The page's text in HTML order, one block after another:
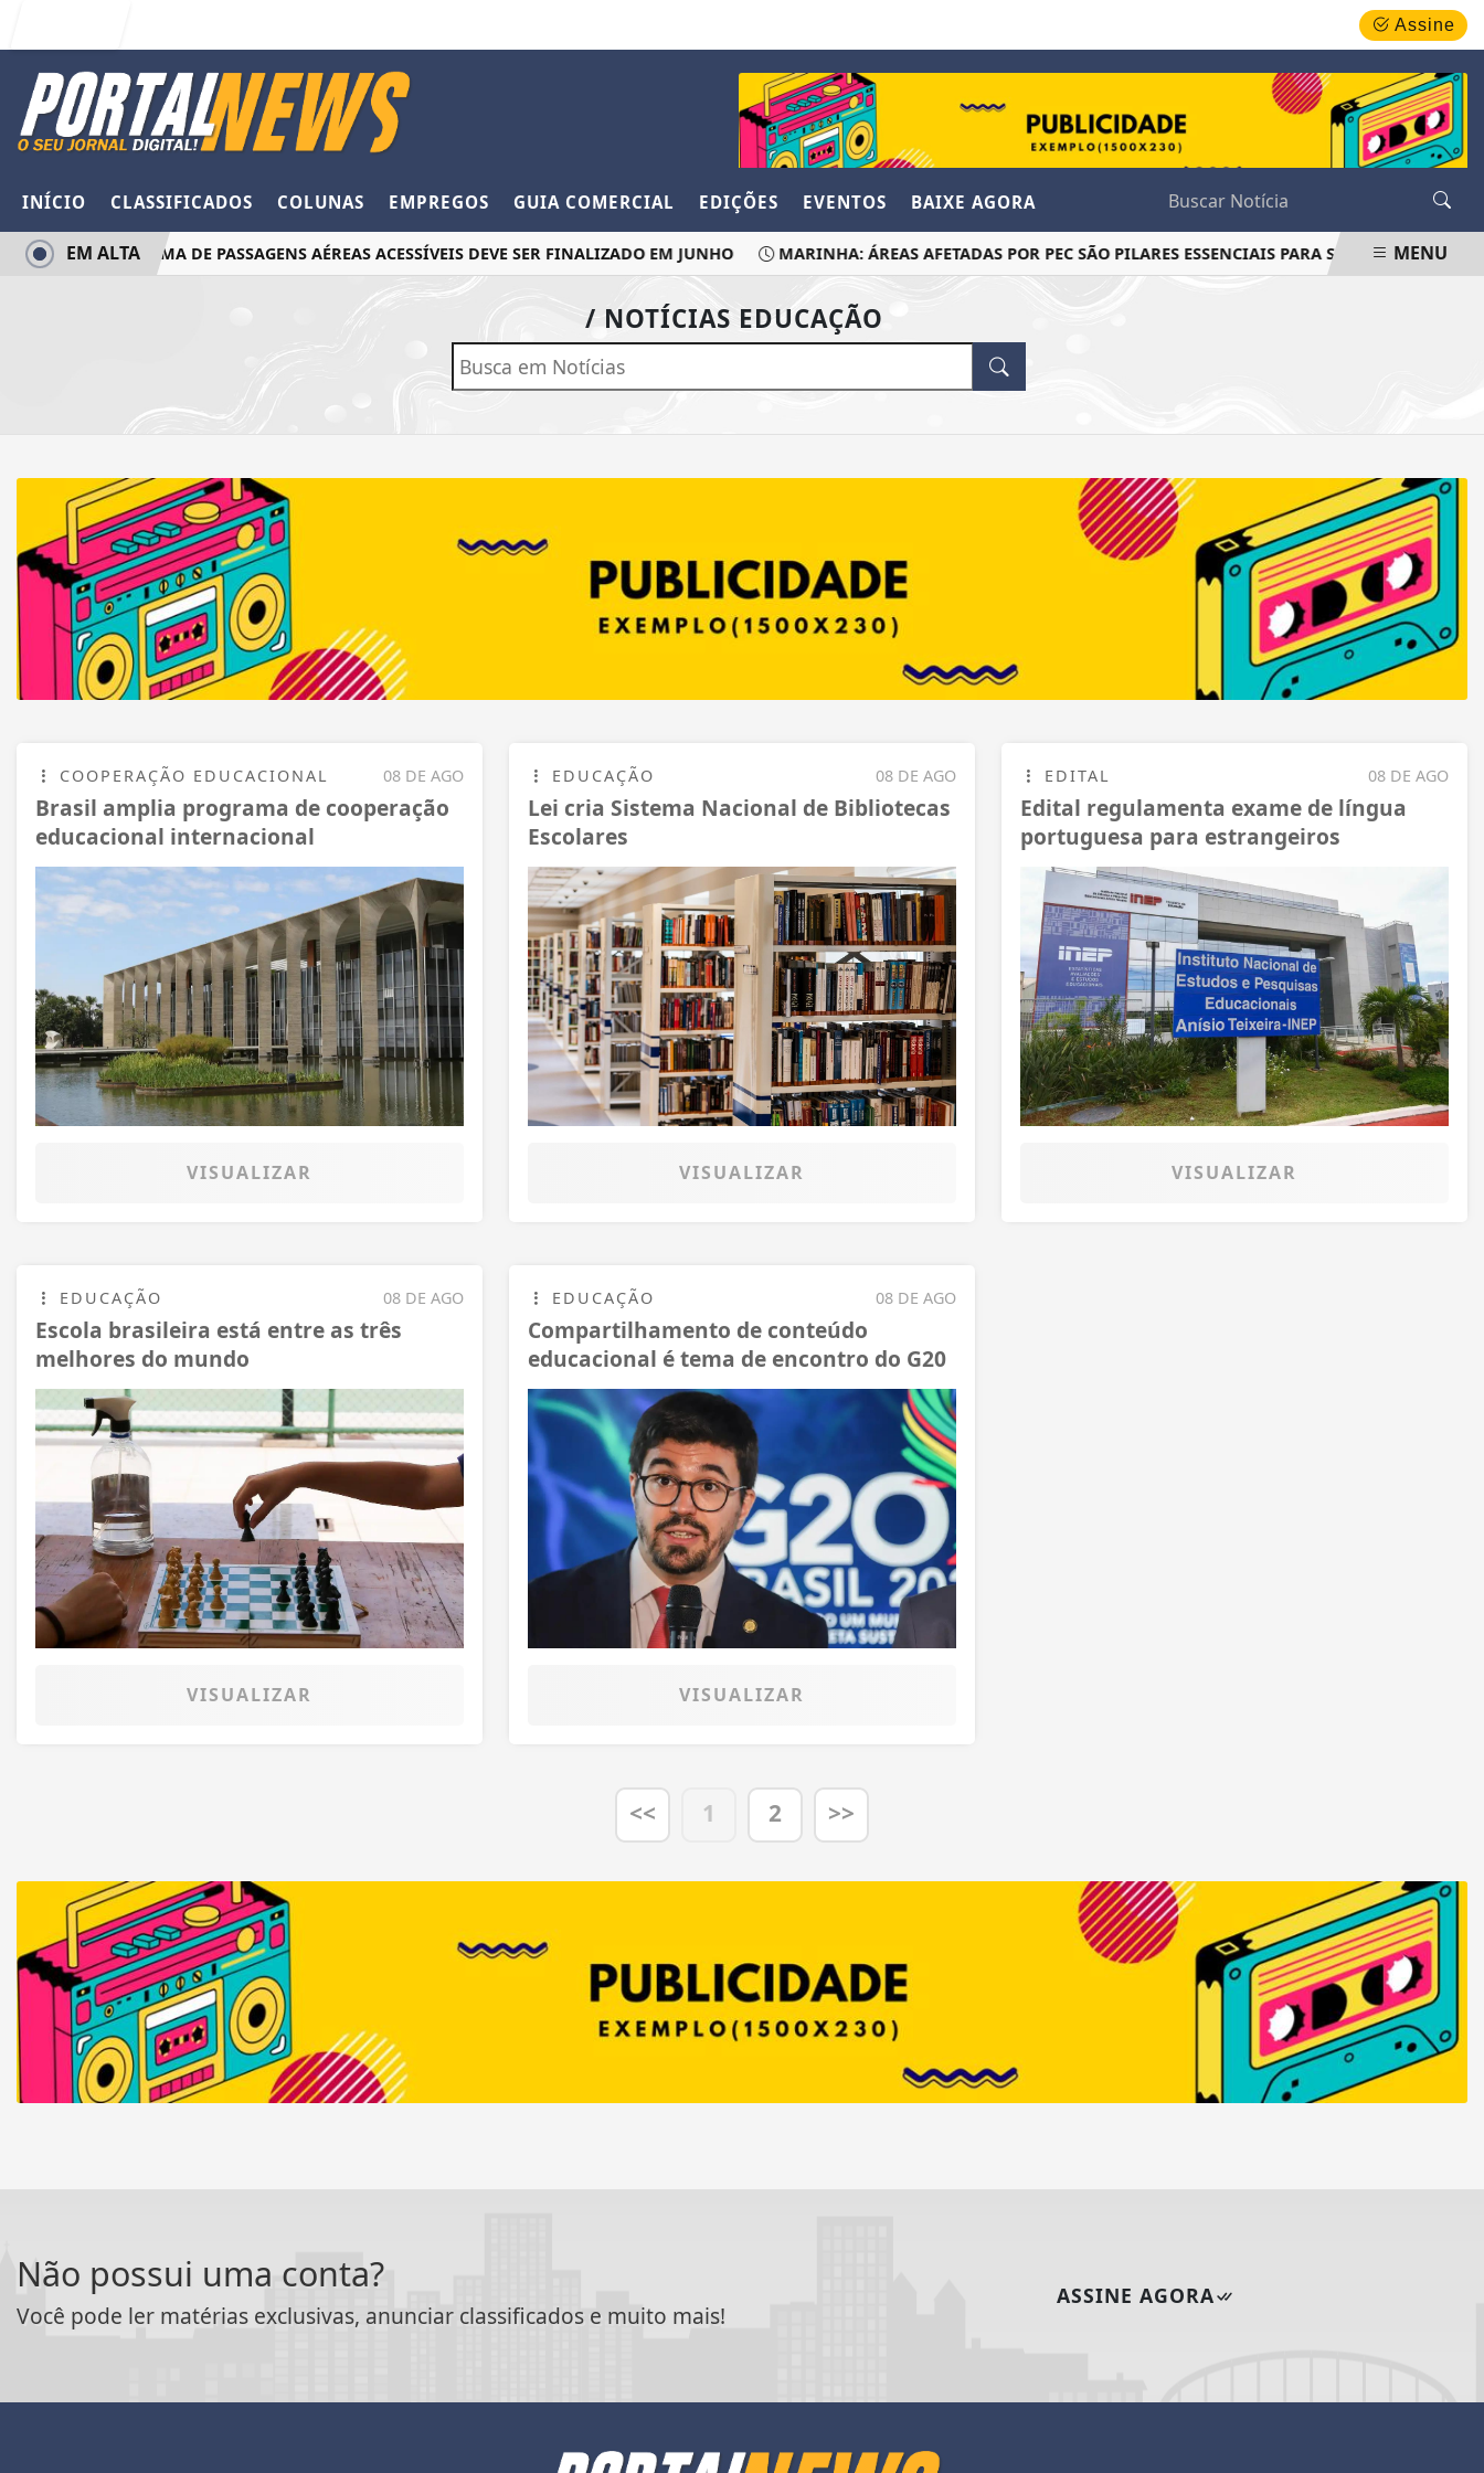
Assine
INÍCIO CLASSIFICADOS COLUNAS EMPREGOS GUIA COMERCIAL EDIÇÕES EVENTOS BAIXE AGORA
PROGRAMA DE PASSAGENS AÉREAS ACESSÍVEIS DEVE SER FINALIZADO EM JUNHO MARINHA: ÁREAS AFETADAS POR PEC SÃO PILARES ESSENCIAIS PARA SOBERANIA
EM ALTA MENU
/ NOTÍCIAS EDUCAÇÃO
08 DE AGO
COOPERAÇÃO EDUCACIONAL
Brasil amplia programa de cooperação
educacional internacional
VISUALIZAR
08 DE AGO
EDUCAÇÃO
Lei cria Sistema Nacional de Bibliotecas
Escolares
VISUALIZAR
08 DE AGO
EDITAL
Edital regulamenta exame de língua
portuguesa para estrangeiros
VISUALIZAR
08 DE AGO
EDUCAÇÃO
Escola brasileira está entre as três
melhores do mundo
VISUALIZAR
08 DE AGO
EDUCAÇÃO
Compartilhamento de conteúdo
educacional é tema de encontro do G20
VISUALIZAR
<< 1 2 >>
Não possui uma conta?
Você pode ler matérias exclusivas, anunciar classificados e muito mais!
ASSINE AGORA